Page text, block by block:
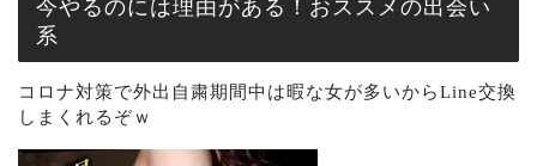
今やるのには理由がある！おススメの出会い
系
コロナ対策で外出自粛期間中は暇な女が多いからLine交換
しまくれるぞｗ